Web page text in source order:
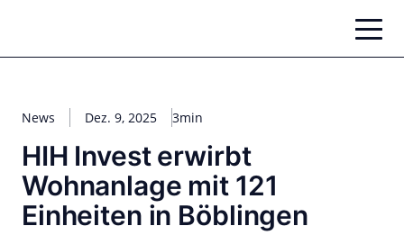
springen
News Dez. 9, 2025 3min
HIH Invest erwirbt
Wohnanlage mit 121
Einheiten in Böblingen